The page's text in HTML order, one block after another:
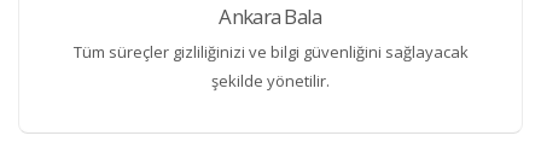
Ankara Bala
Tüm süreçler gizliliğinizi ve bilgi güvenliğini sağlayacak
şekilde yönetilir.